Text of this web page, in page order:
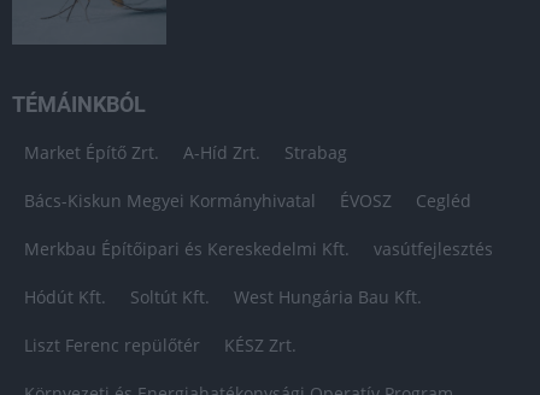
TÉMÁINKBÓL
Market Építő Zrt. A-Híd Zrt. Strabag
Bács-Kiskun Megyei Kormányhivatal ÉVOSZ Cegléd
Merkbau Építőipari és Kereskedelmi Kft. vasútfejlesztés
Hódút Kft. Soltút Kft. West Hungária Bau Kft.
Liszt Ferenc repülőtér KÉSZ Zrt.